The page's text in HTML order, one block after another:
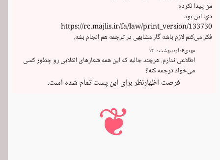
https://rc.majlis.ir/fa/law/print_version/133730
فکر می‌کنم لازم باشه گار مشابهی در ترجمه هم انجام بشه.
مهدی۰۶اردیبهشت۱۴۰۰
می‌خواد ترجمه کنه؟
فرصت اظهارنظر برای این پست تمام شده است.
❦